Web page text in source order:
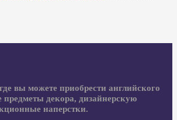
вы можете приобрести английского
декора, дизайнерскую
наперстки.